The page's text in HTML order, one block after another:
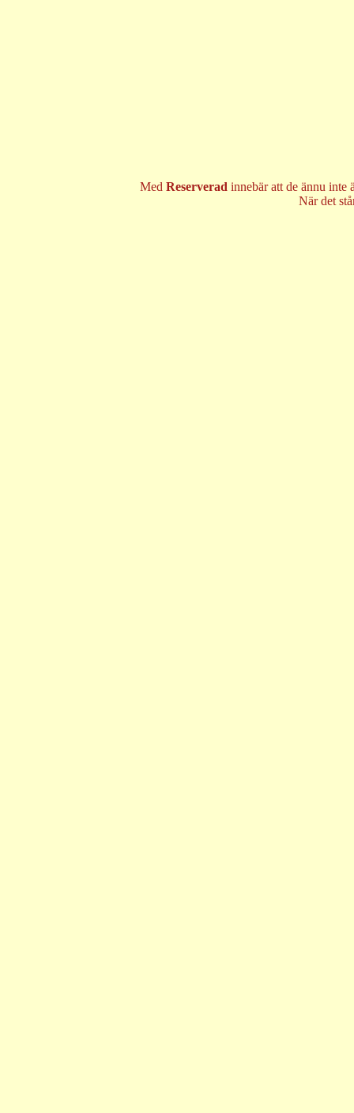
Med Reserverad innebär att de ännu inte
När det